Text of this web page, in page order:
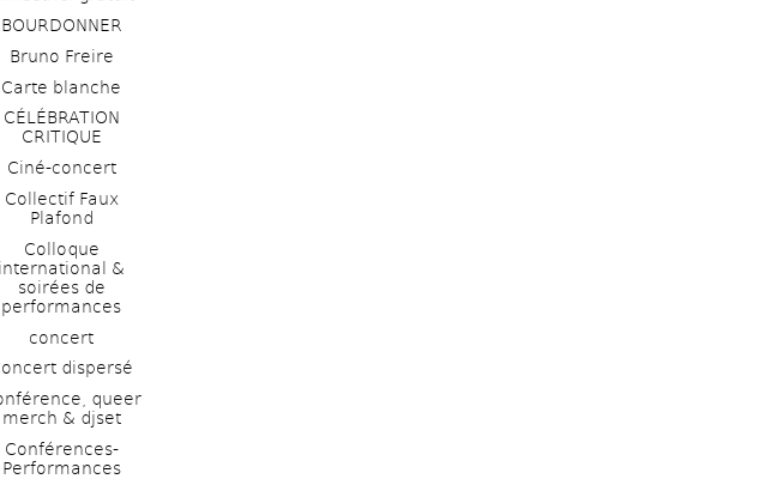
BOURDONNER
Bruno Freire
Carte blanche
CÉLÉBRATION
CRITIQUE
Ciné-concert
Collectif Faux
Plafond
Colloque
international &
soirées de
performances
concert
dispersé
queer
merch & djset
Conférences-
Performances